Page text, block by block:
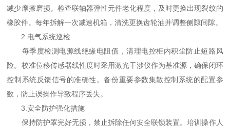
减少摩擦磨损。检查联轴器弹性元件老化程度，及时更换出现裂纹的
橡胶件。每年拆解一次减速机箱，清洗更换齿轮油并调整侧隙间隙。
2.电气系统巡检
每季度检测电源线绝缘电阻值，清理电控柜内积尘防止短路风
险。校准位移传感器线性度时采用激光干涉仪作为基准源，确保闭环
控制系统反馈信号的准确性。备份重要参数集散控制系统的配置参
数，防止误操作导致程序丢失。
3.安全防护强化措施
保持防护罩完好无损，禁止拆除任何安全联锁装置。培训操作人